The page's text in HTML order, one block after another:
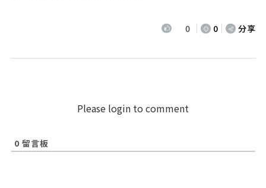
0 0 分享
Please login to comment
0 留言板